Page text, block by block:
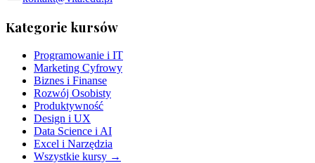
Kategorie kursów
Programowanie i IT
Marketing Cyfrowy
Biznes i Finanse
Rozwój Osobisty
Produktywność
Design i UX
Data Science i AI
Excel i Narzędzia
Wszystkie kursy →